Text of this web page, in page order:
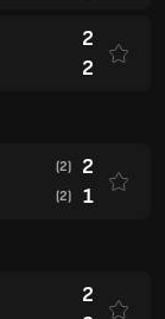
2
2
(2) 2
(2) 1
2